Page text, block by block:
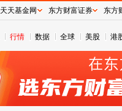
行情 数据 全球 美股 港
天天基金网 东方财富证券 东方